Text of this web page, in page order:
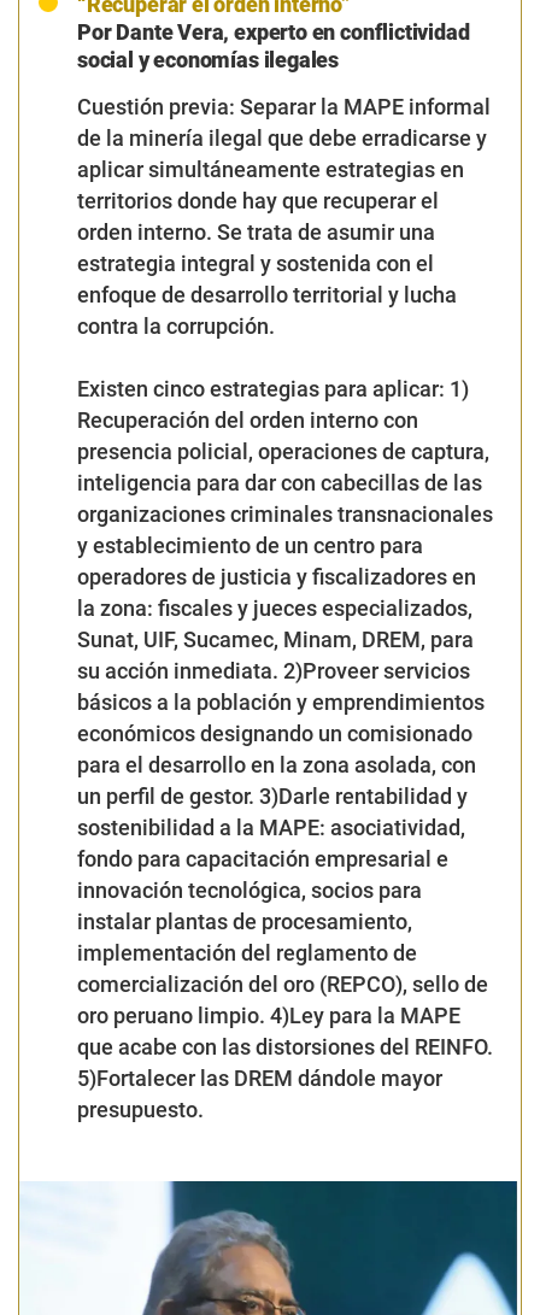
orden interno. Se trata de asumir una
estrategia integral y sostenida con el
enfoque de desarrollo territorial y lucha
contra la corrupción.
Existen cinco estrategias para aplicar: 1)
Recuperación del orden interno con
presencia policial, operaciones de captura,
inteligencia para dar con cabecillas de las
organizaciones criminales transnacionales
y establecimiento de un centro para
la zona: fiscales y jueces especializados,
Sunat, UIF, Sucamec, Minam, DREM, para
su acción inmediata. 2)Proveer servicios
básicos a la población y emprendimientos
económicos designando un comisionado
para el desarrollo en la zona asolada, con
un perfil de gestor. 3)Darle rentabilidad y
sostenibilidad a la MAPE: asociatividad,
fondo para capacitación empresarial e
innovación tecnológica, socios para
instalar plantas de procesamiento,
implementación del reglamento de
comercialización del oro (REPCO), sello de
oro peruano limpio. 4)Ley para la MAPE
que acabe con las distorsiones del REINFO.
5)Fortalecer las DREM dándole mayor
presupuesto.